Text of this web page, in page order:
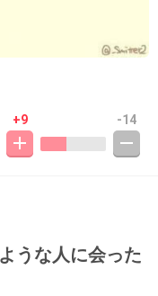
+9 -14
うな人に会った